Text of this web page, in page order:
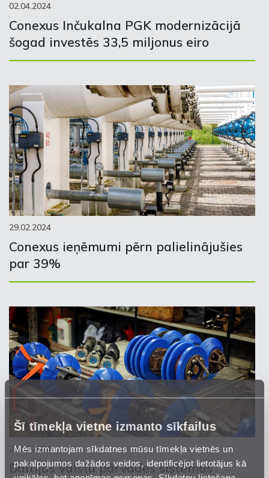
Šī tīmekļa vietne izmanto sīkfailus
Mēs izmantojam sīkdatnes mūsu tīmekļa vietnēs un
pakalpojumos dažādos veidos, identificējot lietotājus kā
02.04.2024
Conexus Inčukalna PGK modernizācijā
šogad investēs 33,5 miljonus eiro
29.02.2024
Conexus ieņēmumi pērn palielinājušies
par 39%
21.02.2024
Baltijas valstu pārvades sistēmas